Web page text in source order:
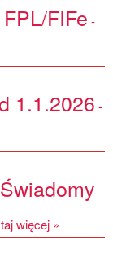
FIFe
1.1.2026